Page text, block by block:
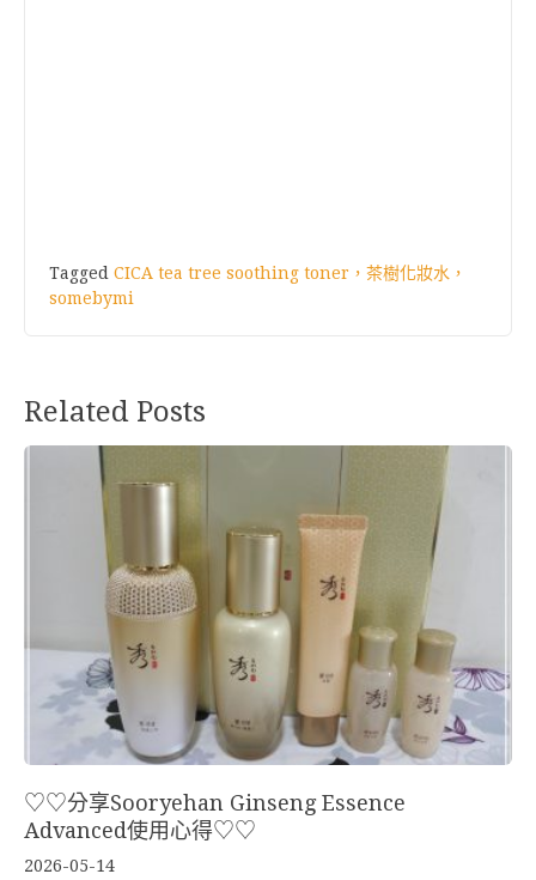
Tagged CICA tea tree soothing toner，茶樹化妝水，
somebymi
Related Posts
♡♡分享Sooryehan Ginseng Essence
Advanced使用心得♡♡
2026-05-14